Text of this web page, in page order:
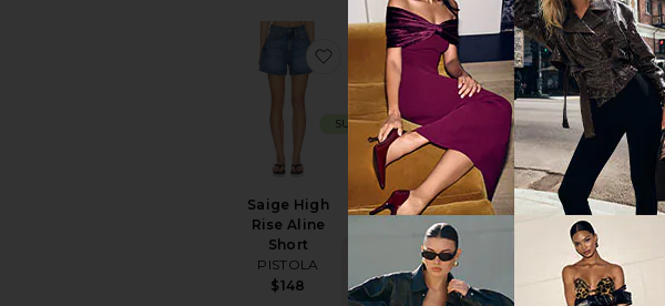
Saige High
Rise Aline
Short
PISTOLA
$148
favoritoSaige High Rise Aline Short
Row
Maxi
Dress
LSPACE
Sale price:
Previous price:
SUSTENTÁVEL
favoritoRow Maxi Dress
Parker
Long
Short
AGOLDE
$148
SUSTENTÁVEL
favoritoParker Long
Original
Short
ROLLA'S
ALTA
PROCURA!